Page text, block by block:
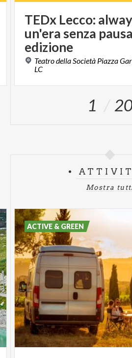
TEDx Lecco:
un'era senza
edizione
Teatro della Società Piazza
LC
1
Mostra
ACTIVE & GREEN